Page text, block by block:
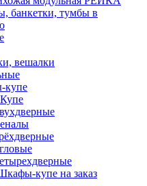
банкетки, тумбы в
вешалки
купе на заказ